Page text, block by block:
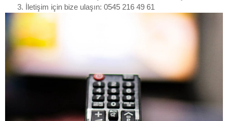
İletişim için bize ulaşın: 0545 216 49 61